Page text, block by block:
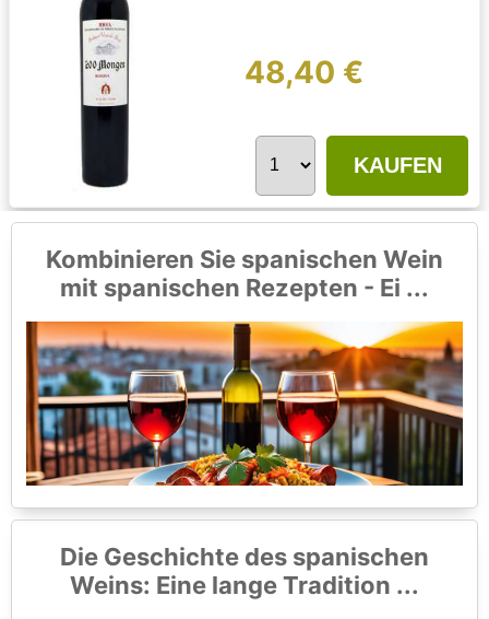
48,40 €
KAUFEN
Kombinieren Sie spanischen Wein
mit spanischen Rezepten - Ei ...
Die Geschichte des spanischen
Weins: Eine lange Tradition ...